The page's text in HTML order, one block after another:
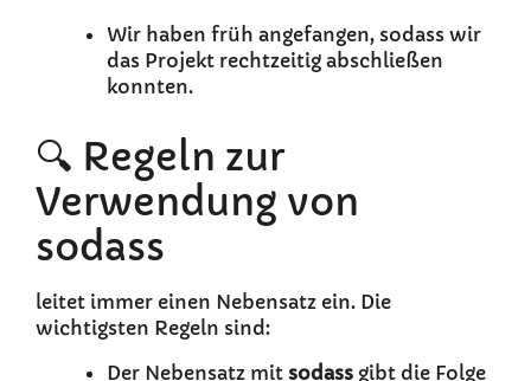
Wir haben früh angefangen, sodass wir
das Projekt rechtzeitig abschließen
konnten.
🔍 Regeln zur
Verwendung von
sodass
leitet immer einen Nebensatz ein. Die
wichtigsten Regeln sind:
Der Nebensatz mit sodass gibt die Folge